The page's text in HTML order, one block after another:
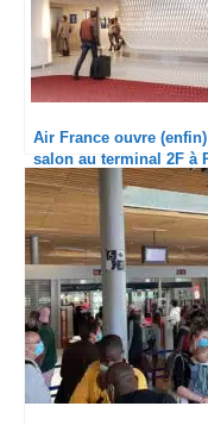
Air France ouvre
salon au terminal 2F à
Gaulle